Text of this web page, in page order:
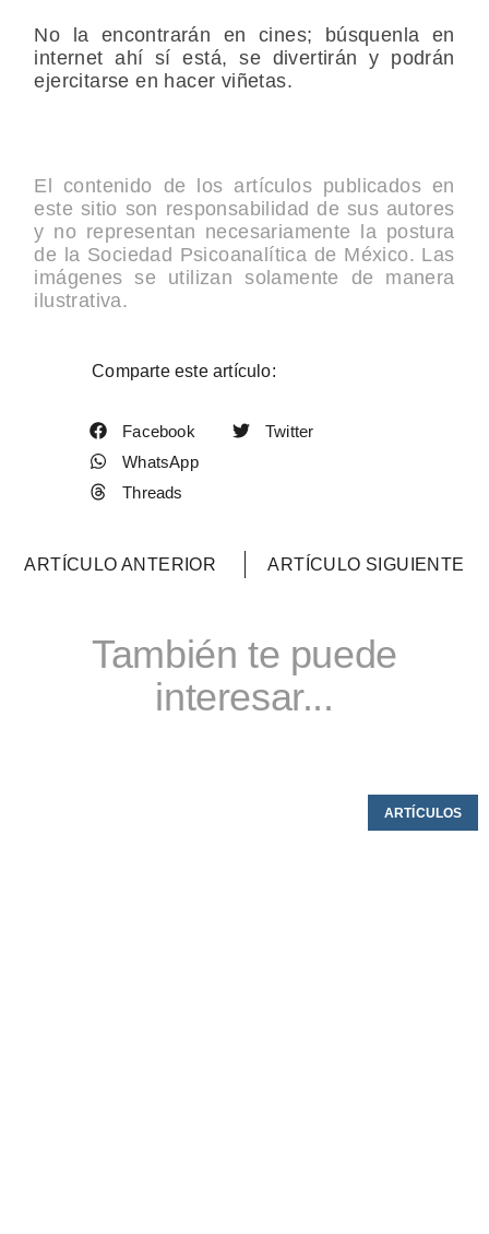
No la encontrarán en cines; búsquenla en
internet ahí sí está, se divertirán y podrán
ejercitarse en hacer viñetas.
El contenido de los artículos publicados en
este sitio son responsabilidad de sus autores
y no representan necesariamente la postura
de la Sociedad Psicoanalítica de México. Las
imágenes se utilizan solamente de manera
ilustrativa.
Comparte este artículo:
Facebook
Twitter
WhatsApp
Threads
ARTÍCULO ANTERIOR ARTÍCULO SIGUIENTE
También te puede
interesar...
ARTÍCULOS